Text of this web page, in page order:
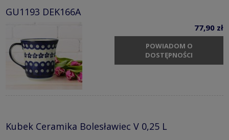
GU1193 DEK166A
77,90 zł
POWIADOM O
DOSTĘPNOŚCI
Kubek Ceramika Bolesławiec V 0,25 L